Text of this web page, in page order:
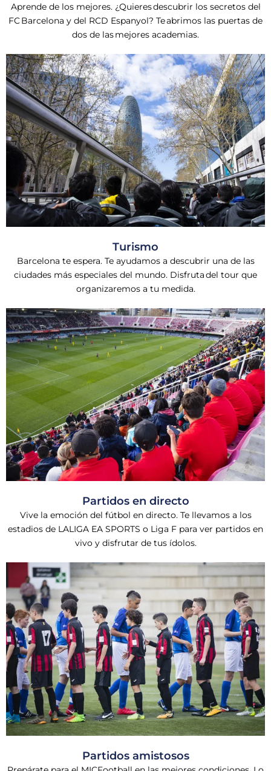
Aprende de los mejores. ¿Quieres descubrir los secretos del
FC Barcelona y del RCD Espanyol? Te abrimos las puertas de
dos de las mejores academias.
Turismo
Barcelona te espera. Te ayudamos a descubrir una de las
ciudades más especiales del mundo. Disfruta del tour que
organizaremos a tu medida.
Partidos en directo
Vive la emoción del fútbol en directo. Te llevamos a los
estadios de LALIGA EA SPORTS o Liga F para ver partidos en
vivo y disfrutar de tus ídolos.
Partidos amistosos